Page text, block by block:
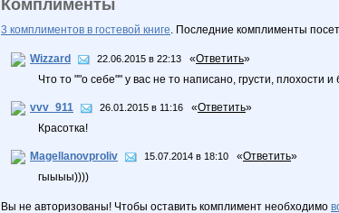
Комплименты
3 комплиментов в гостевой книге. Последние комплименты
Wizzard 22.06.2015 в 22:13 «Ответить»
Что то ""о себе"" у вас не то написано, грусти, плохости
vvv_911 26.01.2015 в 11:16 «Ответить»
Красотка!
Magellanovproliv 15.07.2014 в 18:10 «Ответить»
гыыыы))))
Вы не авторизованы! Чтобы оставить комплимент необходимо